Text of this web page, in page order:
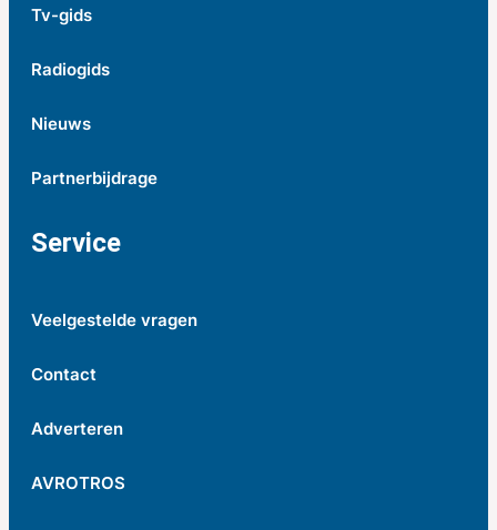
Tv-gids
Radiogids
Nieuws
Partnerbijdrage
Service
Veelgestelde vragen
Contact
Adverteren
AVROTROS